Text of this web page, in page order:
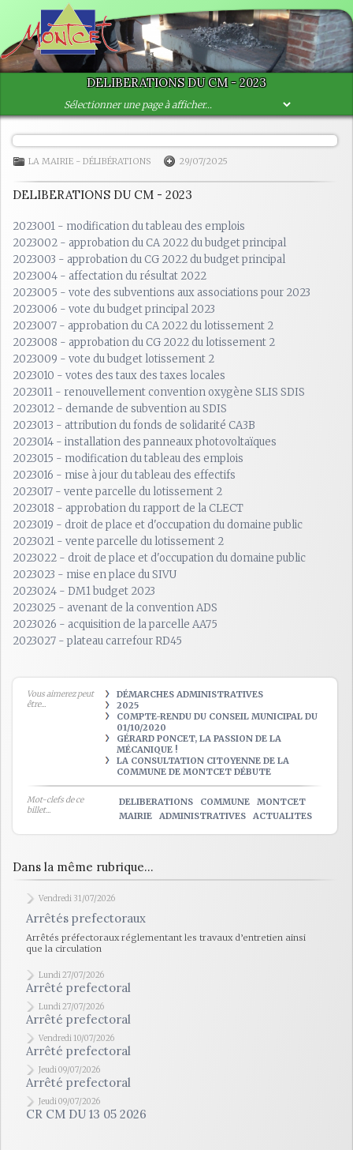
DELIBERATIONS DU CM - 2023
LA MAIRIE - DÉLIBÉRATIONS 29/07/2025
DELIBERATIONS DU CM - 2023
2023001 - modification du tableau des emplois
2023002 - approbation du CA 2022 du budget principal
2023003 - approbation du CG 2022 du budget principal
2023004 - affectation du résultat 2022
2023005 - vote des subventions aux associations pour 2023
2023006 - vote du budget principal 2023
2023007 - approbation du CA 2022 du lotissement 2
2023008 - approbation du CG 2022 du lotissement 2
2023009 - vote du budget lotissement 2
2023010 - votes des taux des taxes locales
2023011 - renouvellement convention oxygène SLIS SDIS
2023012 - demande de subvention au SDIS
2023013 - attribution du fonds de solidarité CA3B
2023014 - installation des panneaux photovoltaïques
2023015 - modification du tableau des emplois
2023016 - mise à jour du tableau des effectifs
2023017 - vente parcelle du lotissement 2
2023018 - approbation du rapport de la CLECT
2023019 - droit de place et d'occupation du domaine public
2023021 - vente parcelle du lotissement 2
2023022 - droit de place et d'occupation du domaine public
2023023 - mise en place du SIVU
2023024 - DM1 budget 2023
2023025 - avenant de la convention ADS
2023026 - acquisition de la parcelle AA75
2023027 - plateau carrefour RD45
Vous aimerez peut
être...
DÉMARCHES ADMINISTRATIVES
2025
COMPTE-RENDU DU CONSEIL MUNICIPAL DU
01/10/2020
GÉRARD PONCET, LA PASSION DE LA
MÉCANIQUE !
LA CONSULTATION CITOYENNE DE LA
COMMUNE DE MONTCET DÉBUTE
Mot-clefs de ce
billet...
DELIBERATIONS COMMUNE
MONTCET
MAIRIE
ADMINISTRATIVES ACTUALITES
Dans la même rubrique...
Vendredi 31/07/2026
Arrêtés prefectoraux
Arrêtés préfectoraux réglementant les travaux d’entretien ainsi
que la circulation
Lundi 27/07/2026
Arrêté prefectoral
Lundi 27/07/2026
Arrêté prefectoral
Vendredi 10/07/2026
Arrêté prefectoral
Jeudi 09/07/2026
Arrêté prefectoral
Jeudi 09/07/2026
CR CM DU 13 05 2026